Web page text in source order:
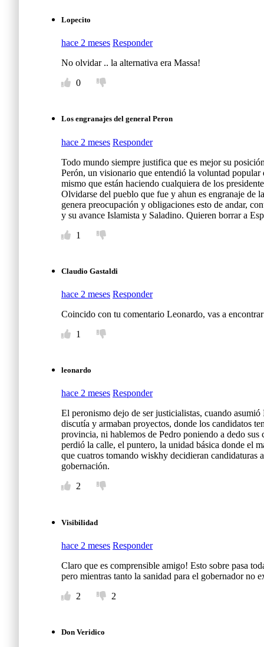
Lopecito
hace 2 meses Responder
No olvidar .. la alternativa era Massa!
0
Los engranajes del general Peron
hace 2 meses Responder
Todo mundo siempre justifica que es mejor su
Perón, un visionario que entendió la voluntad
mismo que están haciendo cualquiera de los
Olvidarse del pueblo que fue y ahun es engranaje de
genera preocupación y obligaciones esto de andar,
y su avance Islamista y Saladino. Quieren borrar a
1
Claudio Gastaldi
hace 2 meses Responder
Coincido con tu comentario Leonardo, vas a
1
leonardo
hace 2 meses Responder
El peronismo dejo de ser justicialistas, cuando
discutía y armaban proyectos, donde los candidatos
provincia, ni hablemos de Pedro poniendo a dedo
perdió la calle, el puntero, la unidad básica donde el
que cuatros tomando wiskhy decidieran candidaturas
gobernación.
2
Visibilidad
hace 2 meses Responder
Claro que es comprensible amigo! Esto sobre pasa
pero mientras tanto la sanidad para el gobernador no
2
2
Don Veridico